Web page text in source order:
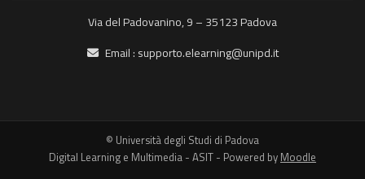
Via del Padovanino, 9 – 35123 Padova
Email : supporto.elearning@unipd.it
© Università degli Studi di Padova
Digital Learning e Multimedia - ASIT - Powered by Moodle